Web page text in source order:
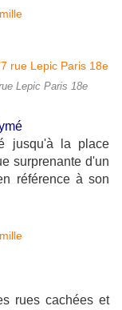
Lepic Paris 18e
jusqu'à la place
surprenante d'un
référence à son
rues cachées et